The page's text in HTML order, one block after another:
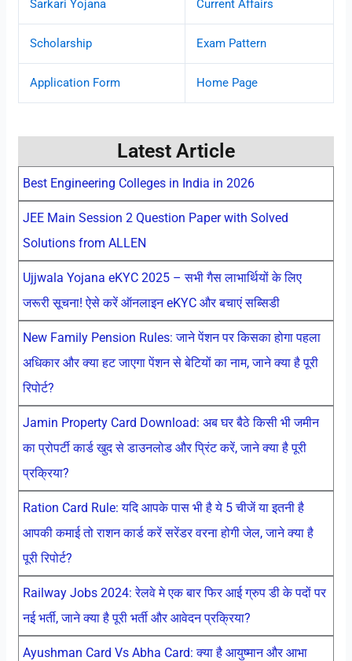
Sarkari Yojana Current Affairs
Scholarship Exam Pattern
Application Form Home Page
Latest Article
Best Engineering Colleges in India in 2026
JEE Main Session 2 Question Paper with Solved
Solutions from ALLEN
Ujjwala Yojana eKYC 2025 – सभी गैस लाभार्थियों के लिए
जरूरी सूचना! ऐसे करें ऑनलाइन eKYC और बचाएं सब्सिडी
New Family Pension Rules: जाने पेंशन पर किसका होगा पहला
अधिकार और क्या हट जाएगा पेंशन से बेटियों का नाम, जाने क्या है पूरी
रिपोर्ट?
Jamin Property Card Download: अब घर बैठे किसी भी जमीन
का प्रोपर्टी कार्ड खुद से डाउनलोड और प्रिंट करें, जाने क्या है पूरी
प्रक्रिया?
Ration Card Rule: यदि आपके पास भी है ये 5 चीजें या इतनी है
आपकी कमाई तो राशन कार्ड करें सरेंडर वरना होगी जेल, जाने क्या है
पूरी रिपोर्ट?
Railway Jobs 2024: रेलवे मे एक बार फिर आई ग्रुप डी के पदों पर
नई भर्ती, जाने क्या है पूरी भर्ती और आवेदन प्रक्रिया?
Ayushman Card Vs Abha Card: क्या है आयुष्मान और आभा